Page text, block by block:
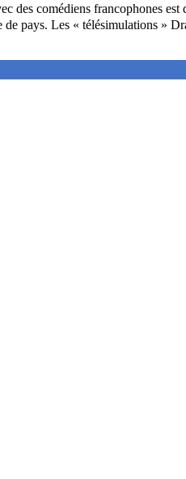
des comédiens francophones
pays. Les « télésimulations »